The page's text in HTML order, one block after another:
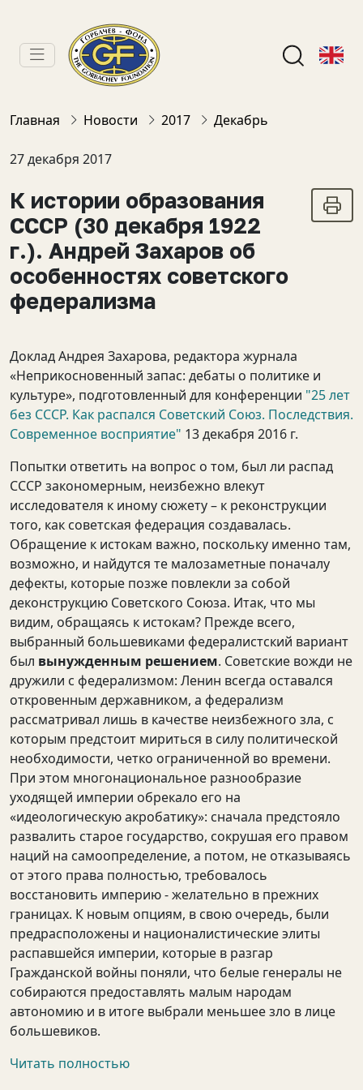
Главная Новости 2017 Декабрь
27 декабря 2017
К истории образования
СССР (30 декабря 1922
г.). Андрей Захаров об
особенностях советского
федерализма
Доклад Андрея Захарова, редактора журнала
«Неприкосновенный запас: дебаты о политике и
культуре», подготовленный для конференции "25 лет
без СССР. Как распался Советский Союз. Последствия.
Современное восприятие" 13 декабря 2016 г.
Попытки ответить на вопрос о том, был ли распад
СССР закономерным, неизбежно влекут
исследователя к иному сюжету – к реконструкции
того, как советская федерация создавалась.
Обращение к истокам важно, поскольку именно там,
возможно, и найдутся те малозаметные поначалу
дефекты, которые позже повлекли за собой
деконструкцию Советского Союза. Итак, что мы
видим, обращаясь к истокам? Прежде всего,
выбранный большевиками федералистский вариант
был вынужденным решением. Советские вожди не
дружили с федерализмом: Ленин всегда оставался
откровенным державником, а федерализм
рассматривал лишь в качестве неизбежного зла, с
которым предстоит мириться в силу политической
необходимости, четко ограниченной во времени.
При этом многонациональное разнообразие
уходящей империи обрекало его на
«идеологическую акробатику»: сначала предстояло
развалить старое государство, сокрушая его правом
наций на самоопределение, а потом, не отказываясь
от этого права полностью, требовалось
восстановить империю - желательно в прежних
границах. К новым опциям, в свою очередь, были
предрасположены и националистические элиты
распавшейся империи, которые в разгар
Гражданской войны поняли, что белые генералы не
собираются предоставлять малым народам
автономию и в итоге выбрали меньшее зло в лице
большевиков.
Читать полностью